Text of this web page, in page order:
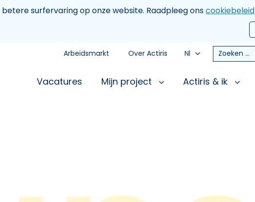
surfervaring op onze website. Raadpleeg onscookiebeleid
Arbeidsmarkt Over Actiris Nl Zoeken
Vacatures Mijn project Actiris & ik